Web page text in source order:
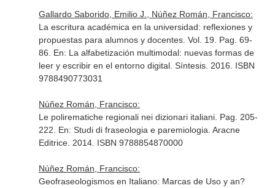
Gallardo Saborido, Emilio J., Núñez Román, Francisco:
La escritura académica en la universidad: reflexiones y
propuestas para alumnos y docentes. Vol. 19. Pag. 69-
86. En: La alfabetización multimodal: nuevas formas de
leer y escribir en el entorno digital. Síntesis. 2016. ISBN
9788490773031
Núñez Román, Francisco:
Le polirematiche regionali nei dizionari italiani. Pag. 205-
222. En: Studi di fraseologia e paremiologia . Aracne
Editrice. 2014. ISBN 9788854870000
Núñez Román, Francisco:
Geofraseologismos en Italiano: Marcas de Uso y an?